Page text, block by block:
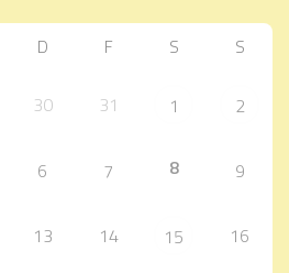
D F S S
30 31 1 2
6 7 8 9
13 14 15 16